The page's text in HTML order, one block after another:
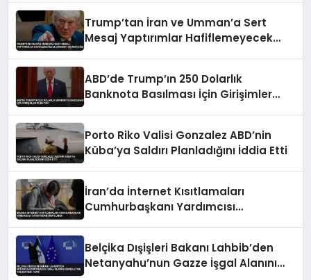
Trump’tan İran ve Umman’a Sert
Mesaj Yaptırımlar Hafiflemeyecek
ABD’de Trump’ın 250 Dolarlık
Banknota Basılması İçin Girişimler
Porto Riko Valisi Gonzalez ABD’nin
Küba’ya Saldırı Planladığını İddia Etti
İran’da İnternet Kısıtlamaları
Cumhurbaşkanı Yardımcısı
Belçika Dışişleri Bakanı Lahbib’den
Netanyahu’nun Gazze İşgal Alanını